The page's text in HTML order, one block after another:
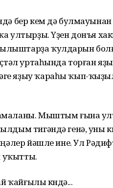
бер кем дә
ултырҙы. Үҙен донъя
ҡулдарын
уртаһында торған
яҙыу ҡараһы ҡып-ҡыҙыл
Мыштым ғына
тигәндә генә, уны
йәшле ине. Ул
уҡытты.
ҡайғылы көндә...